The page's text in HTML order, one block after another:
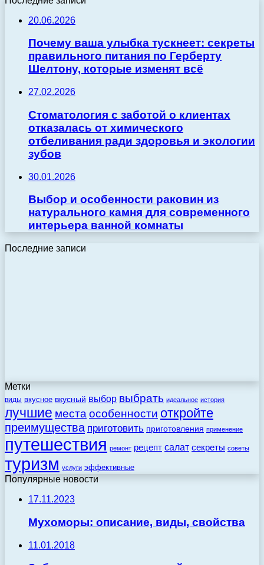
20.06.2026
Почему ваша улыбка тускнеет: секреты
правильного питания по Герберту
Шелтону, которые изменят всё
27.02.2026
Стоматология с заботой о клиентах
отказалась от химического
отбеливания ради здоровья и экологии
зубов
30.01.2026
Выбор и особенности раковин из
натурального камня для современного
интерьера ванной комнаты
Последние записи
Метки
виды вкусное вкусный выбор выбрать идеальное история
лучшие места особенности откройте
преимущества приготовить приготовления применение
путешествия ремонт рецепт салат секреты советы
туризм услуги эффективные
Популярные новости
17.11.2023
Мухоморы: описание, виды, свойства
11.01.2018